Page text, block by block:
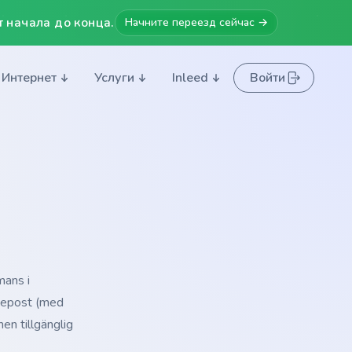
до конца. Начните переезд сейчас →
Интернет Услуги Inleed Войти
i
(med
tillgänglig